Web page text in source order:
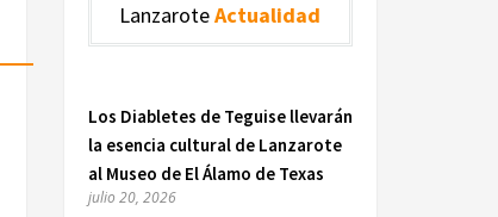
LanzaroteActualidad
Los Diabletes de Teguise llevarán
la esencia cultural de Lanzarote
al Museo de El Álamo de Texas
julio 20, 2026